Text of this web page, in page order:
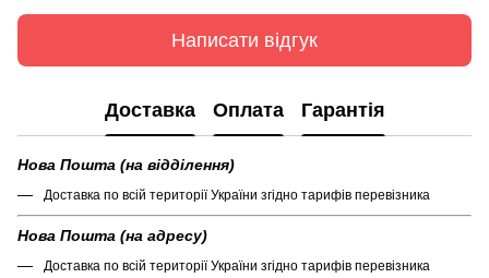
Написати відгук
Доставка Оплата Гарантія
Нова Пошта (на відділення)
Доставка по всій території України згідно тарифів перевізника
Нова Пошта (на адресу)
Доставка по всій території України згідно тарифів перевізника